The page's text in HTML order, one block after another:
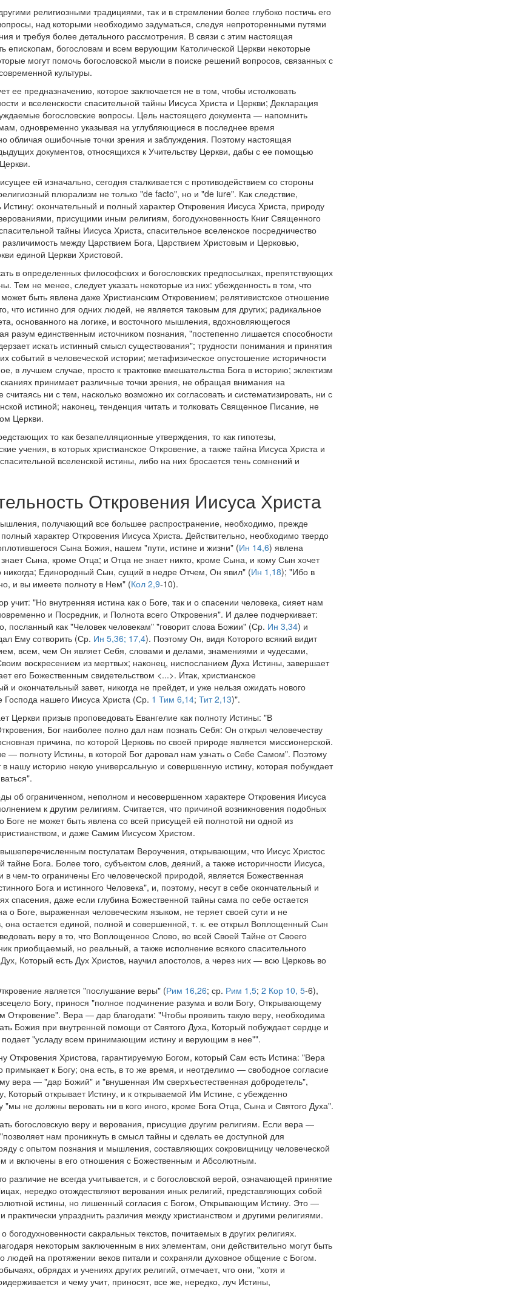
религиозными традициями, так и в стремлении более глубоко постичь его
над которыми необходимо задуматься, следуя непроторенными путями
и требуя более детального рассмотрения. В связи с этим настоящая
епископам, богословам и всем верующим Католической Церкви некоторые
могут помочь богословской мысли в поиске решений вопросов, связанных с
культуры.
ее предназначению, которое заключается не в том, чтобы истолковать
и вселенскости спасительной тайны Иисуса Христа и Церкви; Декларация
богословские вопросы. Цель настоящего документа — напомнить
одновременно указывая на углубляющиеся в последнее время
обличая ошибочные точки зрения и заблуждения. Поэтому настоящая
документов, относящихся к Учительству Церкви, дабы с ее помощью
ей изначально, сегодня сталкивается с противодействием со стороны
плюрализм не только "de facto", но и "de iure". Как следствие,
окончательный и полный характер Откровения Иисуса Христа, природу
присущими иным религиям, богодухновенность Книг Священного
тайны Иисуса Христа, спасительное вселенское посредничество
между Царствием Бога, Царствием Христовым и Церковью,
единой Церкви Христовой.
в определенных философских и богословских предпосылках, препятствующих
Тем не менее, следует указать некоторые из них: убежденность в том, что
быть явлена даже Христианским Откровением; релятивистское отношение
что истинно для одних людей, не является таковым для других; радикальное
основанного на логике, и восточного мышления, вдохновляющегося
разум единственным источником познания, "постепенно лишается способности
искать истинный смысл существования"; трудности понимания и принятия
событий в человеческой истории; метафизическое опустошение историчности
в лучшем случае, просто к трактовке вмешательства Бога в историю; эклектизм
принимает различные точки зрения, не обращая внимания на
ни с тем, насколько возможно их согласовать и систематизировать, ни с
истиной; наконец, тенденция читать и толковать Священное Писание, не
Церкви.
то как безапелляционные утверждения, то как гипотезы,
учения, в которых христианское Откровение, а также тайна Иисуса Христа и
вселенской истины, либо на них бросается тень сомнений и
Откровения Иисуса Христа
получающий все большее распространение, необходимо, прежде
характер Откровения Иисуса Христа. Действительно, необходимо твердо
Сына Божия, нашем "пути, истине и жизни" (Ин 14,6) явлена
Сына, кроме Отца; и Отца не знает никто, кроме Сына, и кому Сын хочет
никогда; Единородный Сын, сущий в недре Отчем, Он явил" (Ин 1,18); "Ибо в
и вы имеете полноту в Нем" (Кол 2,9-10).
"Но внутренняя истина как о Боге, так и о спасении человека, сияет нам
и Посредник, и Полнота всего Откровения". И далее подчеркивает:
как "Человек человекам" "говорит слова Божии" (Ср. Ин 3,34) и
Ему сотворить (Ср. Ин 5,36; 17,4). Поэтому Он, видя Которого всякий видит
всем, чем Он являет Себя, словами и делами, знамениями и чудесами,
воскресением из мертвых; наконец, ниспосланием Духа Истины, завершает
его Божественным свидетельством <...>. Итак, христианское
и окончательный завет, никогда не прейдет, и уже нельзя ожидать нового
Господа нашего Иисуса Христа (Ср. 1 Тим 6,14; Тит 2,13)".
Церкви призыв проповедовать Евангелие как полноту Истины: "В
Бог наиболее полно дал нам познать Себя: Он открыл человечеству
причина, по которой Церковь по своей природе является миссионерской.
— полноту Истины, в которой Бог даровал нам узнать о Себе Самом". Поэтому
в нашу историю некую универсальную и совершенную истину, которая побуждает
об ограниченном, неполном и несовершенном характере Откровения Иисуса
к другим религиям. Считается, что причиной возникновения подобных
Боге не может быть явлена со всей присущей ей полнотой ни одной из
и даже Самим Иисусом Христом.
постулатам Вероучения, открывающим, что Иисус Христос
Бога. Более того, субъектом слов, деяний, а также историчности Иисуса,
чем-то ограничены Его человеческой природой, является Божественная
Бога и истинного Человека", и, поэтому, несут в себе окончательный и
спасения, даже если глубина Божественной тайны сама по себе остается
о Боге, выраженная человеческим языком, не теряет своей сути и не
она остается единой, полной и совершенной, т. к. ее открыл Воплощенный Сын
веру в то, что Воплощенное Слово, во всей Своей Тайне от Своего
приобщаемый, но реальный, а также исполнение всякого спасительного
Который есть Дух Христов, научил апостолов, а через них — всю Церковь во
является "послушание веры" (Рим 16,26; ср. Рим 1,5; 2 Кор 10, 5-6),
Богу, принося "полное подчинение разума и воли Богу, Открывающему
Вера — дар благодати: "Чтобы проявить такую веру, необходима
Божия при внутренней помощи от Святого Духа, Который побуждает сердце и
подает "усладу всем принимающим истину и верующим в нее"".
Откровения Христова, гарантируемую Богом, который Сам есть Истина: "Вера
примыкает к Богу; она есть, в то же время, и неотделимо — свободное согласие
вера — "дар Божий" и "внушенная Им сверхъестественная добродетель",
открывает Истину, и к открываемой Им Истине, с убежденно
"мы не должны веровать ни в кого иного, кроме Бога Отца, Сына и Святого Духа".
богословскую веру и верования, присущие другим религиям. Если вера —
нам проникнуть в смысл тайны и сделать ее доступной для
с опытом познания и мышления, составляющих сокровищницу человеческой
и включены в его отношения с Божественным и Абсолютным.
не всегда учитывается, и с богословской верой, означающей принятие
нередко отождествляют верования иных религий, представляющих собой
истины, но лишенный согласия с Богом, Открывающим Истину. Это —
упразднить различия между христианством и другими религиями.
сакральных текстов, почитаемых в других религиях.
некоторым заключенным в них элементам, они действительно могут быть
людей на протяжении веков питали и сохраняли духовное общение с Богом.
обрядах и учениях других религий, отмечает, что они, "хотя и
и чему учит, приносят, все же, нередко, луч Истины,